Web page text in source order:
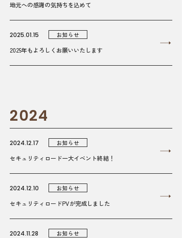
地元への感謝の気持ちを込めて
2025.01.15 お知らせ
2025年もよろしくお願いいたします
2024
2024.12.17 お知らせ
セキュリティロード一大イベント終結！
2024.12.10 お知らせ
セキュリティロードPVが完成しました
2024.11.28 お知らせ